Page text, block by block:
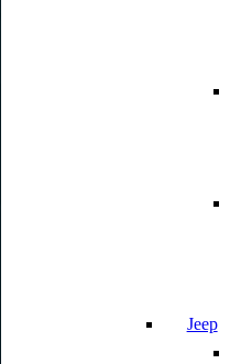
Jeep